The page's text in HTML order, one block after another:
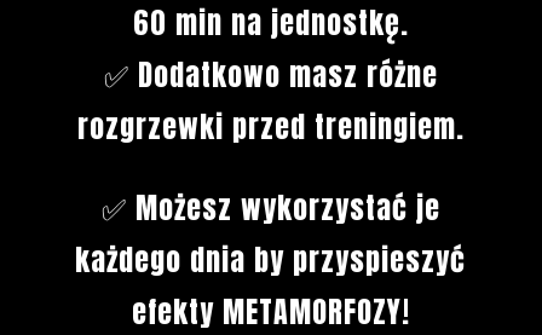
60 min na jednostkę.
✅ Dodatkowo masz różne
rozgrzewki przed treningiem.
✅ Możesz wykorzystać je
każdego dnia by przyspieszyć
efekty METAMORFOZY!